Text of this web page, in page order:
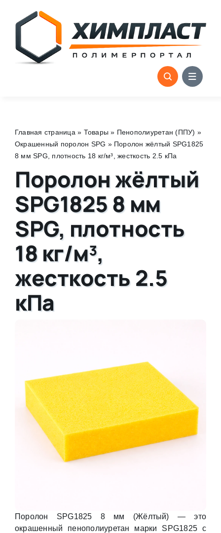
content
Главная страница » Товары » Пенополиуретан (ППУ) »
Окрашенный поролон SPG » Поролон жёлтый SPG1825
8 мм SPG, плотность 18 кг/м³, жесткость 2.5 кПа
Поролон жёлтый
SPG1825 8 мм
SPG, плотность
18 кг/м³,
жесткость 2.5
кПа
Поролон SPG1825 8 мм (Жёлтый) — это
окрашенный пенополиуретан марки SPG1825 с